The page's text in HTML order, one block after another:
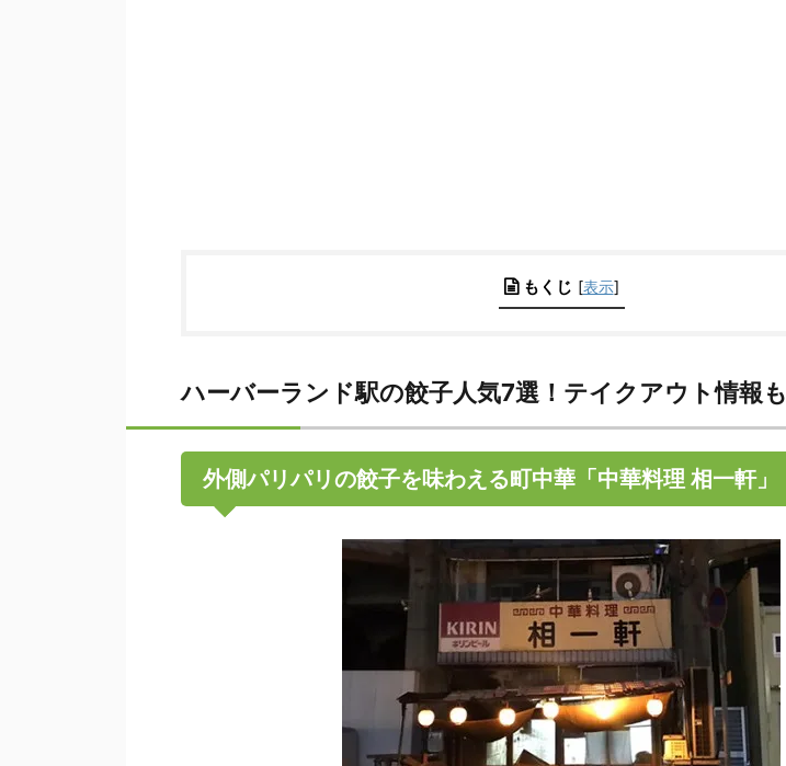
もくじ [表示]
ハーバーランド駅の餃子人気7選！テイクアウト情報も
外側パリパリの餃子を味わえる町中華「中華料理 相一軒」